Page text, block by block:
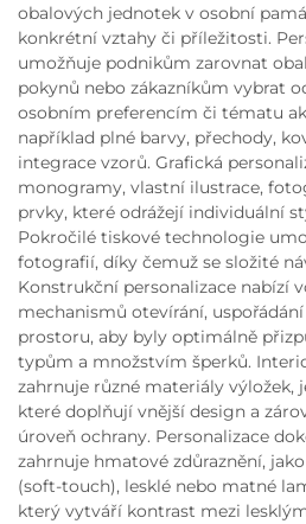
obalových jednotek v osobní
konkrétní vztahy či příležitosti.
umožňuje podnikům zarovnat
pokynů nebo zákazníkům vybrat
osobním preferencím či tématu
například plné barvy, přechody,
integrace vzorů. Grafická
monogramy, vlastní ilustrace,
prvky, které odrážejí individuální
Pokročilé tiskové technologie
fotografií, díky čemuž se složité
Konstrukční personalizace nabízí
mechanismů otevírání,
prostoru, aby byly optimálně
typům a množstvím šperků.
zahrnuje různé materiály výložek,
které doplňují vnější design a
úroveň ochrany. Personalizace
zahrnuje hmatové zdůraznění,
(soft-touch), lesklé nebo matné
který vytváří kontrast mezi